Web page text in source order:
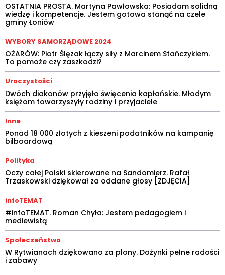
OSTATNIA PROSTA. Martyna Pawłowska: Posiadam solidną
wiedzę i kompetencje. Jestem gotowa stanąć na czele
gminy Łoniów
WYBORY SAMORZĄDOWE 2024
OŻARÓW: Piotr Ślęzak łączy siły z Marcinem Stańczykiem.
To pomoże czy zaszkodzi?
Uroczystości
Dwóch diakonów przyjęło święcenia kapłańskie. Młodym
księżom towarzyszyły rodziny i przyjaciele
Inne
Ponad 18 000 złotych z kieszeni podatników na kampanię
bilboardową
Polityka
Oczy całej Polski skierowane na Sandomierz. Rafał
Trzaskowski dziękował za oddane głosy [ZDJĘCIA]
infoTEMAT
#infoTEMAT. Roman Chyła: Jestem pedagogiem i
mediewistą
Społeczeństwo
W Rytwianach dziękowano za plony. Dożynki pełne radości
i zabawy